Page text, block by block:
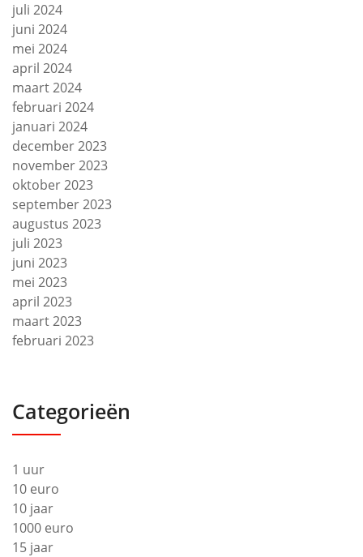
juli 2024
juni 2024
mei 2024
april 2024
maart 2024
februari 2024
januari 2024
december 2023
november 2023
oktober 2023
september 2023
augustus 2023
juli 2023
juni 2023
mei 2023
april 2023
maart 2023
februari 2023
Categorieën
1 uur
10 euro
10 jaar
1000 euro
15 jaar